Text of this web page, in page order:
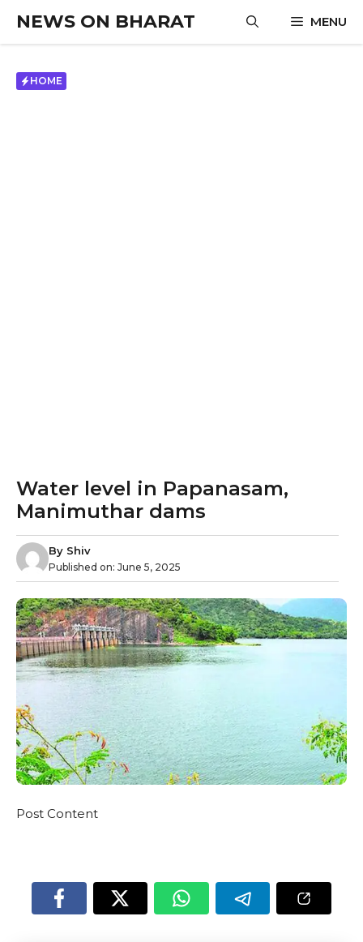
content
NEWS ON BHARAT MENU
HOME
Water level in Papanasam,
Manimuthar dams
By Shiv
Published on: June 5, 2025
Post Content